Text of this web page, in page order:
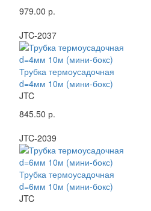
979.00 р.
JTC-2037
Трубка термоусадочная
d=4мм 10м (мини-бокс)
JTC
845.50 р.
JTC-2039
Трубка термоусадочная
d=6мм 10м (мини-бокс)
JTC